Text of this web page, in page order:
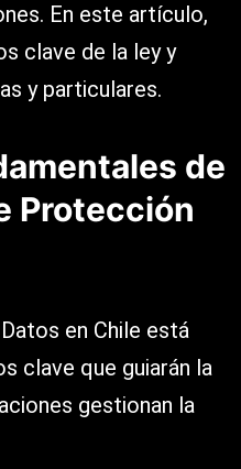
En este artículo,
clave de la ley y
y particulares.
de
Protección
en Chile está
clave que guiarán la
gestionan la